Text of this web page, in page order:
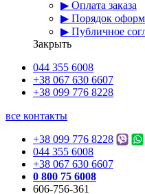
▶ Оплата заказа
▶ Порядок
▶ Публичное
Закрыть
044 355 6008
+38 067 630 6607
+38 099 776 8228
все контакты
+38 099 776 8228
044 355 6008
+38 067 630 6607
0 800 75 6008
606-756-361